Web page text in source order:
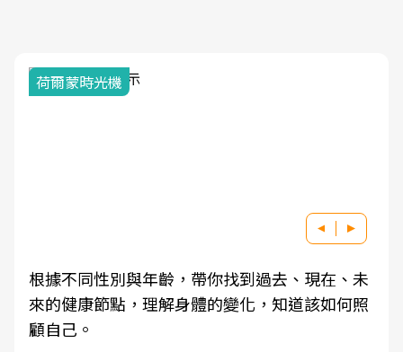
荷爾蒙時光機
根據不同性別與年齡，帶你找到過去、現在、未
來的健康節點，理解身體的變化，知道該如何照
顧自己。